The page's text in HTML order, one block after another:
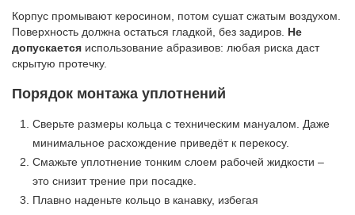
Корпус промывают керосином, потом сушат сжатым воздухом.
Поверхность должна остаться гладкой, без задиров. Не
допускается использование абразивов: любая риска даст
скрытую протечку.
Порядок монтажа уплотнений
Сверьте размеры кольца с техническим мануалом. Даже
минимальное расхождение приведёт к перекосу.
Смажьте уплотнение тонким слоем рабочей жидкости –
это снизит трение при посадке.
Плавно наденьте кольцо в канавку, избегая